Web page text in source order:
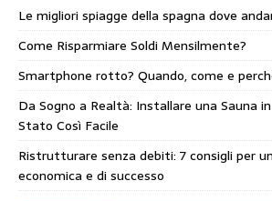
Le migliori spiagge della spagna dove
Come Risparmiare Soldi Mensilmente?
Smartphone rotto? Quando, come e
Da Sogno a Realtà: Installare una Sauna
Stato Così Facile
Ristrutturare senza debiti: 7 consigli per
economica e di successo